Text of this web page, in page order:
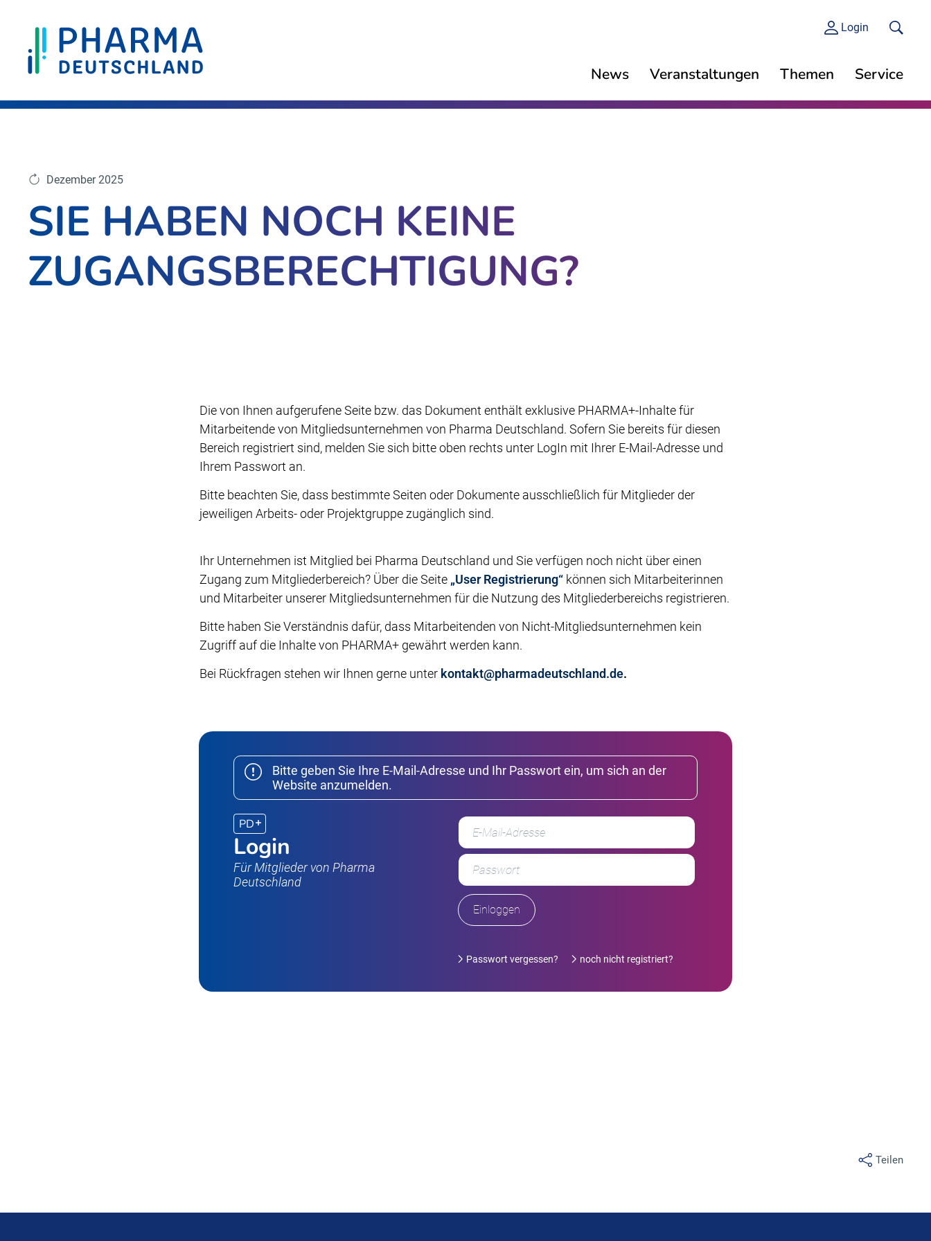
Login
News Veranstaltungen Themen Service
Dezember 2025
SIE HABEN NOCH KEINE
ZUGANGSBERECHTIGUNG?
Die von Ihnen aufgerufene Seite bzw. das Dokument enthält exklusive PHARMA+-Inhalte für
Mitarbeitende von Mitgliedsunternehmen von Pharma Deutschland. Sofern Sie bereits für diesen
Bereich registriert sind, melden Sie sich bitte oben rechts unter LogIn mit Ihrer E-Mail-Adresse und
Ihrem Passwort an.
Bitte beachten Sie, dass bestimmte Seiten oder Dokumente ausschließlich für Mitglieder der
jeweiligen Arbeits- oder Projektgruppe zugänglich sind.
Ihr Unternehmen ist Mitglied bei Pharma Deutschland und Sie verfügen noch nicht über einen
Zugang zum Mitgliederbereich? Über die Seite „User Registrierung“können sich Mitarbeiterinnen
und Mitarbeiter unserer Mitgliedsunternehmen für die Nutzung des Mitgliederbereichs registrieren.
Bitte haben Sie Verständnis dafür, dass Mitarbeitenden von Nicht-Mitgliedsunternehmen kein
Zugriff auf die Inhalte von PHARMA+ gewährt werden kann.
Bei Rückfragen stehen wir Ihnen gerne unter kontakt@pharmadeutschland.de.
Bitte geben Sie Ihre E-Mail-Adresse und Ihr Passwort ein, um sich an der
Website anzumelden.
PD
Login
Für Mitglieder von Pharma
Deutschland
Passwort vergessen? noch nicht registriert?
Teilen